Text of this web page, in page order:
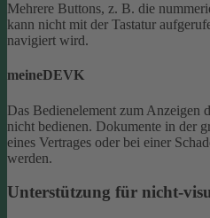
Mehrere Buttons, z. B. die
kann nicht mit der Tastatur
navigiert wird.
meineDEVK
Das Bedienelement zum Anzeigen
nicht bedienen. Dokumente in der
eines Vertrages oder bei einer
werden.
Unterstützung für nicht-